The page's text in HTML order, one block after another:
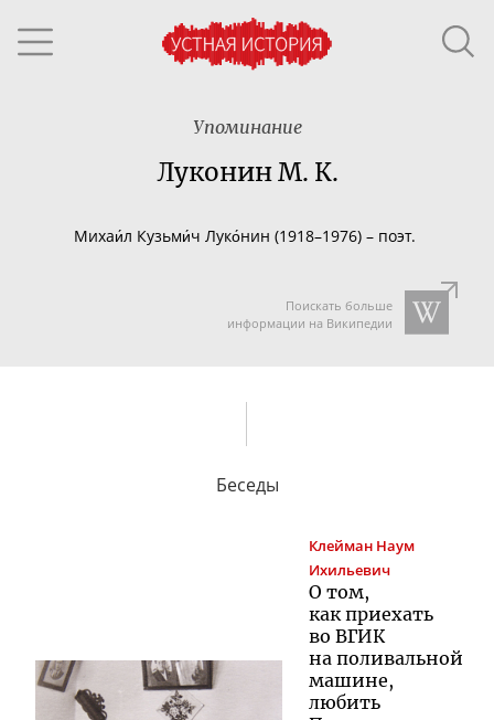
Упоминание
Луконин М. К.
Михаи́л Кузьми́ч Луко́нин (1918–1976) – поэт.
Поискать больше
информации на Википедии
Беседы
Клейман Наум
Ихильевич
О том,
как приехать
во ВГИК
на поливальной
машине,
любить